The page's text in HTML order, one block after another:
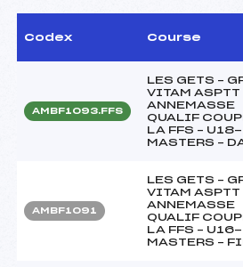
Codex Course
AMBF1093.FFS
LES GETS –
VITAM ASPTT
ANNEMASSE
QUALIF
LA FFS – U18-
MASTERS –
AMBF1091
LES GETS –
VITAM ASPTT
ANNEMASSE
QUALIF
LA FFS – U16-
MASTERS –